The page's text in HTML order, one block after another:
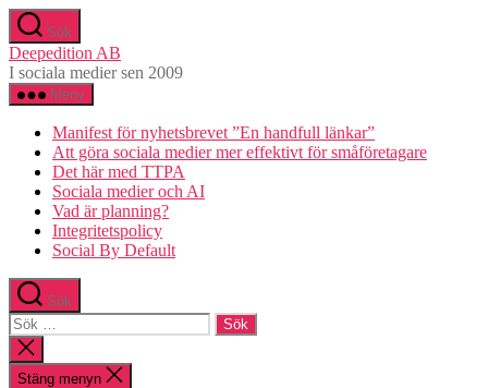
Hoppa
till
innehåll
Sök
Deepedition AB
I sociala medier sen 2009
Meny
Manifest för nyhetsbrevet ”En handfull länkar”
Att göra sociala medier mer effektivt för småföretagare
Det här med TTPA
Sociala medier och AI
Vad är planning?
Integritetspolicy
Social By Default
Sök
Sök
efter:
Stäng
sökningen
Stäng menyn